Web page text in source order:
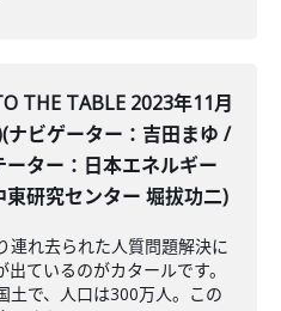
THE TABLE 2023年11月
ナビゲーター：吉田まゆ /
ーター：日本エネルギー
東研究センター 堀拔功二)
連れ去られた人質問題解決に
ているのがカタールです。
土で、人口は300万人。この